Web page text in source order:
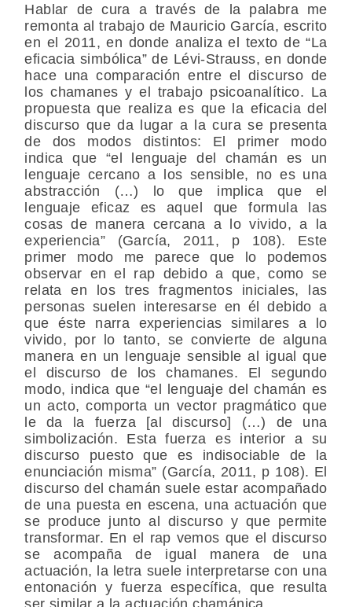
Hablar de cura a través de la palabra me
remonta al trabajo de Mauricio García, escrito
en el 2011, en donde analiza el texto de “La
eficacia simbólica” de Lévi-Strauss, en donde
hace una comparación entre el discurso de
los chamanes y el trabajo psicoanalítico. La
propuesta que realiza es que la eficacia del
discurso que da lugar a la cura se presenta
de dos modos distintos: El primer modo
indica que “el lenguaje del chamán es un
lenguaje cercano a los sensible, no es una
abstracción (…) lo que implica que el
lenguaje eficaz es aquel que formula las
cosas de manera cercana a lo vivido, a la
experiencia” (García, 2011, p 108). Este
primer modo me parece que lo podemos
observar en el rap debido a que, como se
relata en los tres fragmentos iniciales, las
personas suelen interesarse en él debido a
que éste narra experiencias similares a lo
vivido, por lo tanto, se convierte de alguna
manera en un lenguaje sensible al igual que
el discurso de los chamanes. El segundo
modo, indica que “el lenguaje del chamán es
un acto, comporta un vector pragmático que
le da la fuerza [al discurso] (…) de una
simbolización. Esta fuerza es interior a su
discurso puesto que es indisociable de la
enunciación misma” (García, 2011, p 108). El
discurso del chamán suele estar acompañado
de una puesta en escena, una actuación que
se produce junto al discurso y que permite
transformar. En el rap vemos que el discurso
se acompaña de igual manera de una
actuación, la letra suele interpretarse con una
entonación y fuerza específica, que resulta
ser similar a la actuación chamánica.